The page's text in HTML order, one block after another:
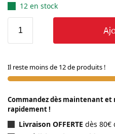
12 en stock
Il reste moins de 12 de produits !
Commandez dès maintenant et
rapidement !
Livraison OFFERTE dès 80€